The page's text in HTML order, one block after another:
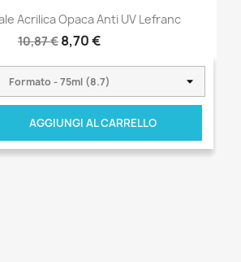
Acrilica Opaca Anti UV Lefranc
10,87 € 8,70 €
AGGIUNGI AL CARRELLO